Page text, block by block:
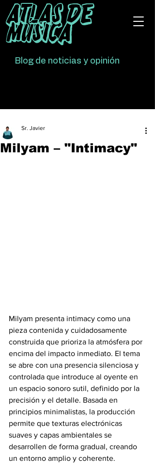
Atlas De
Música
Blog de noticias y opinión
Milyam – "Intimacy"
Sr. Javier
Milyam presenta intimacy como una
pieza contenida y cuidadosamente
construida que prioriza la atmósfera por
encima del impacto inmediato. El tema
se abre con una presencia silenciosa y
controlada que introduce al oyente en
un espacio sonoro sutil, definido por la
precisión y el detalle. Basada en
principios minimalistas, la producción
permite que texturas electrónicas
suaves y capas ambientales se
desarrollen de forma gradual, creando
un entorno amplio y coherente.